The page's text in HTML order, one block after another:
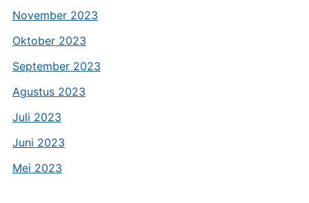
November 2023
Oktober 2023
September 2023
Agustus 2023
Juli 2023
Juni 2023
Mei 2023